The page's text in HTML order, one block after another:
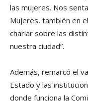
las mujeres. Nos
Mujeres, también en
charlar sobre las
nuestra ciudad”.
Además, remarcó el
Estado y las
donde funciona la